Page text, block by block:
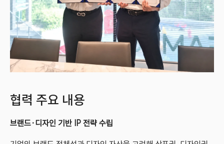
협력 주요 내용
브랜드·디자인 기반 IP 전략 수립